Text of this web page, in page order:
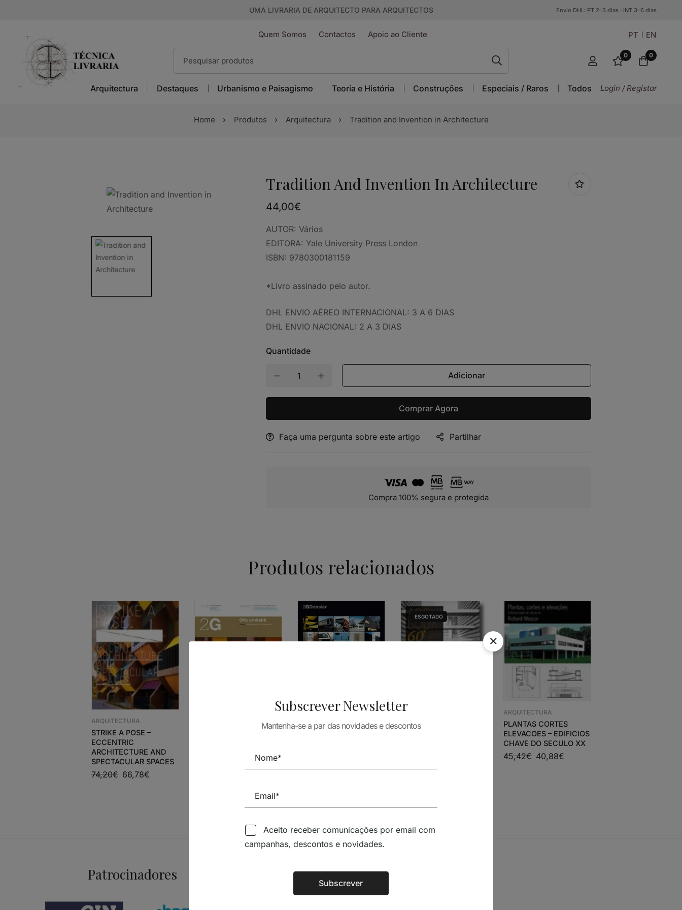
UMA LIVRARIA DE ARQUITECTO PARA ARQUITECTOS Envio DHL: PT 2–3 dias · INT 3–6 dias
Quem Somos Contactos Apoio ao Cliente PT EN
0 0
Arquitectura Destaques Urbanismo e Paisagismo Teoria e História Construções Especiais / Raros Todos Login / Registar
Home Produtos Arquitectura Tradition and Invention in Architecture
Tradition And Invention In Architecture
44,00€
AUTOR: Vários
EDITORA: Yale University Press London
ISBN: 9780300181159
*Livro assinado pelo autor.
DHL ENVIO AÉREO INTERNACIONAL: 3 A 6 DIAS
DHL ENVIO NACIONAL: 2 A 3 DIAS
Quantidade
Adicionar
Comprar Agora
Alternative:
Faça uma pergunta sobre este artigo Partilhar
Compra 100% segura e protegida
Produtos relacionados
ARQUITECTURA
STRIKE A POSE –
ECCENTRIC
ARCHITECTURE AND
SPECTACULAR SPACES
74,20€ 66,78€
ARQUITECTURA
45,00€
ESGOTADO
ARCHI BOOK 60 –
ARQUITECTURA
PLANTAS CORTES
ELEVACOES – EDIFICIOS
CHAVE DO SECULO XX
45,42€ 40,88€
Patrocinadores Siga-nos nas Redes Sociais
Subscrever Newsletter
Mantenha-se a par das novidades e descontos
Aceito receber comunicações por email com
campanhas, descontos e novidades.
Subscrever